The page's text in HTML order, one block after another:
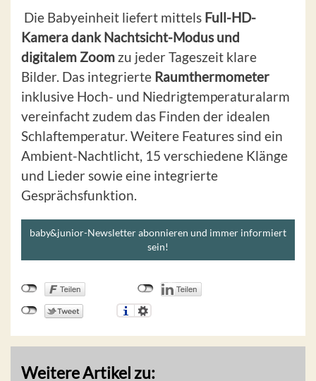
Die Babyeinheit liefert mittels Full-HD-
Kamera dank Nachtsicht-Modus und
digitalem Zoom zu jeder Tageszeit klare
Bilder. Das integrierte Raumthermometer
inklusive Hoch- und Niedrigtemperaturalarm
vereinfacht zudem das Finden der idealen
Schlaftemperatur. Weitere Features sind ein
Ambient-Nachtlicht, 15 verschiedene Klänge
und Lieder sowie eine integrierte
Gesprächsfunktion.
baby&junior-Newsletter abonnieren und immer informiert
sein!
Weitere Artikel zu: